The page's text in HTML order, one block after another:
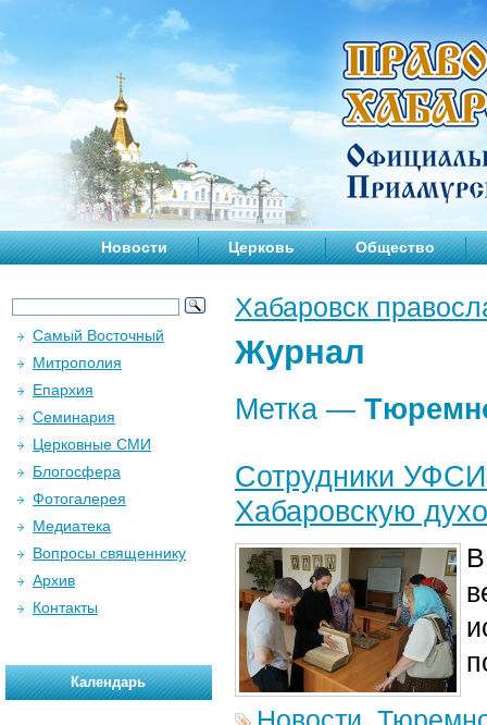
Новости Церковь Общество
Хабаровск
Журнал
Метка —
Сотрудники
Хабаровскую
Самый Восточный
Митрополия
Епархия
Семинария
Церковные СМИ
Блогосфера
Фотогалерея
Медиатека
Вопросы священнику
Архив
Контакты
Календарь